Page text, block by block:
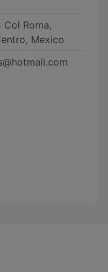
Col Roma,
Mexico